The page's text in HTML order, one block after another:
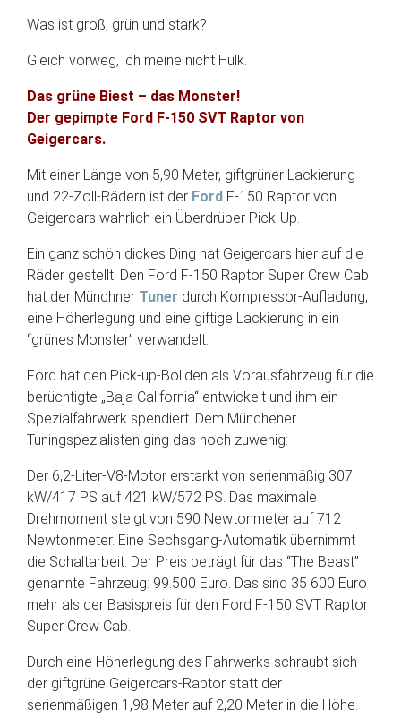
Was ist groß, grün und stark?
Gleich vorweg, ich meine nicht Hulk.
Das grüne Biest – das Monster!
Der gepimpte Ford F-150 SVT Raptor von
Geigercars.
Mit einer Länge von 5,90 Meter, giftgrüner Lackierung
und 22-Zoll-Rädern ist der Ford F-150 Raptor von
Geigercars wahrlich ein Überdrüber Pick-Up.
Ein ganz schön dickes Ding hat Geigercars hier auf die
Räder gestellt. Den Ford F-150 Raptor Super Crew Cab
hat der Münchner Tuner durch Kompressor-Aufladung,
eine Höherlegung und eine giftige Lackierung in ein
“grünes Monster” verwandelt.
Ford hat den Pick-up-Boliden als Vorausfahrzeug für die
berüchtigte „Baja California“ entwickelt und ihm ein
Spezialfahrwerk spendiert. Dem Münchener
Tuningspezialisten ging das noch zuwenig:
Der 6,2-Liter-V8-Motor erstarkt von serienmäßig 307
kW/417 PS auf 421 kW/572 PS. Das maximale
Drehmoment steigt von 590 Newtonmeter auf 712
Newtonmeter. Eine Sechsgang-Automatik übernimmt
die Schaltarbeit. Der Preis beträgt für das “The Beast”
genannte Fahrzeug: 99.500 Euro. Das sind 35 600 Euro
mehr als der Basispreis für den Ford F-150 SVT Raptor
Super Crew Cab.
Durch eine Höherlegung des Fahrwerks schraubt sich
der giftgrüne Geigercars-Raptor statt der
serienmäßigen 1,98 Meter auf 2,20 Meter in die Höhe.